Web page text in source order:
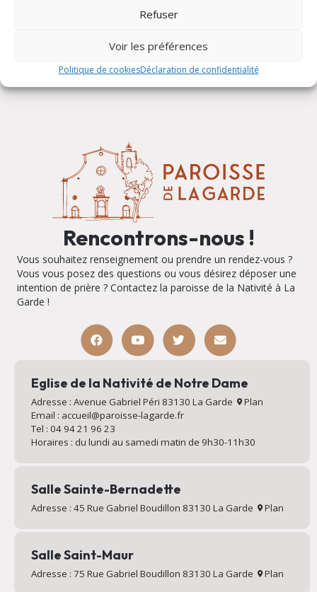
Refuser
Voir les préférences
Politique de cookiesDéclaration de confidentialité
Rencontrons-nous !
Vous souhaitez renseignement ou prendre un rendez-vous ?
Vous vous posez des questions ou vous désirez déposer une
intention de prière ? Contactez la paroisse de la Nativité à La
Garde !
Eglise de la Nativité de Notre Dame
Adresse : Avenue Gabriel Péri 83130 La Garde
Plan
Email : accueil@paroisse-lagarde.fr
Tel : 04 94 21 96 23
Horaires : du lundi au samedi matin de 9h30-11h30
Salle Sainte-Bernadette
Adresse : 45 Rue Gabriel Boudillon 83130 La Garde Plan
Salle Saint-Maur
Adresse : 75 Rue Gabriel Boudillon 83130 La Garde Plan